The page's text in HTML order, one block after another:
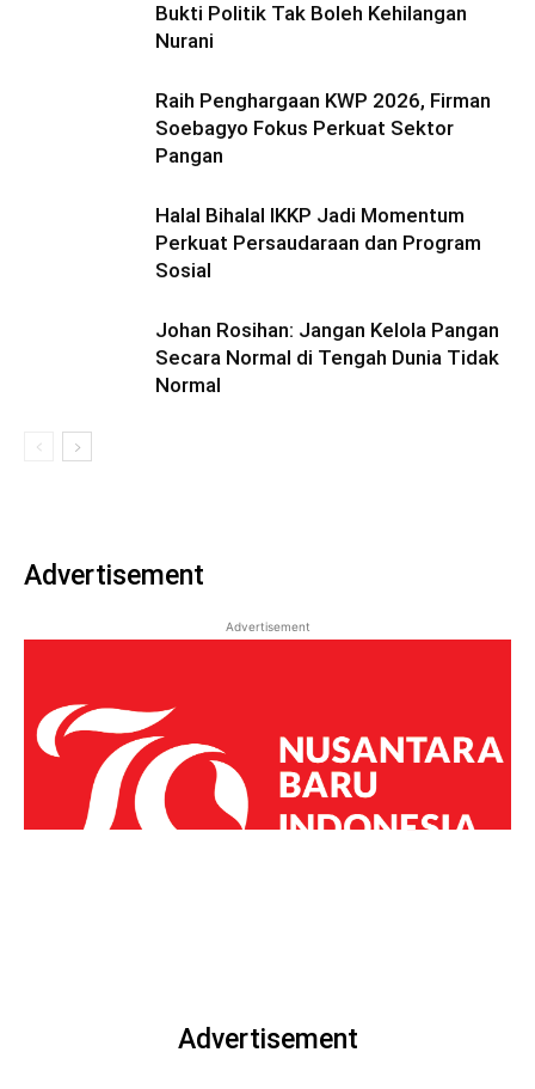
Bukti Politik Tak Boleh Kehilangan
Nurani
Raih Penghargaan KWP 2026, Firman
Soebagyo Fokus Perkuat Sektor
Pangan
Halal Bihalal IKKP Jadi Momentum
Perkuat Persaudaraan dan Program
Sosial
Johan Rosihan: Jangan Kelola Pangan
Secara Normal di Tengah Dunia Tidak
Normal
Advertisement
Advertisement
Advertisement